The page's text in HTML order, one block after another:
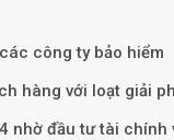
công ty bảo hiểm
hàng với loạt giải
nhờ đầu tư tài